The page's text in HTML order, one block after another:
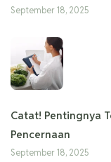
September 18, 2025
Catat! Pentingnya
Pencernaan
September 18, 2025